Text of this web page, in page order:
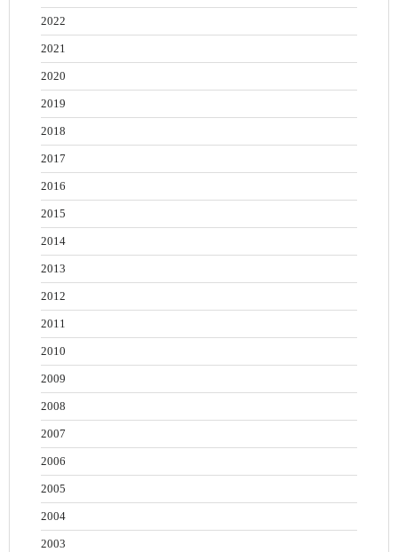
2022
2021
2020
2019
2018
2017
2016
2015
2014
2013
2012
2011
2010
2009
2008
2007
2006
2005
2004
2003